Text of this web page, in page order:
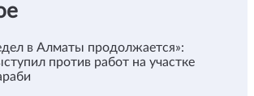
в Алматы продолжается»:
против работ на участке